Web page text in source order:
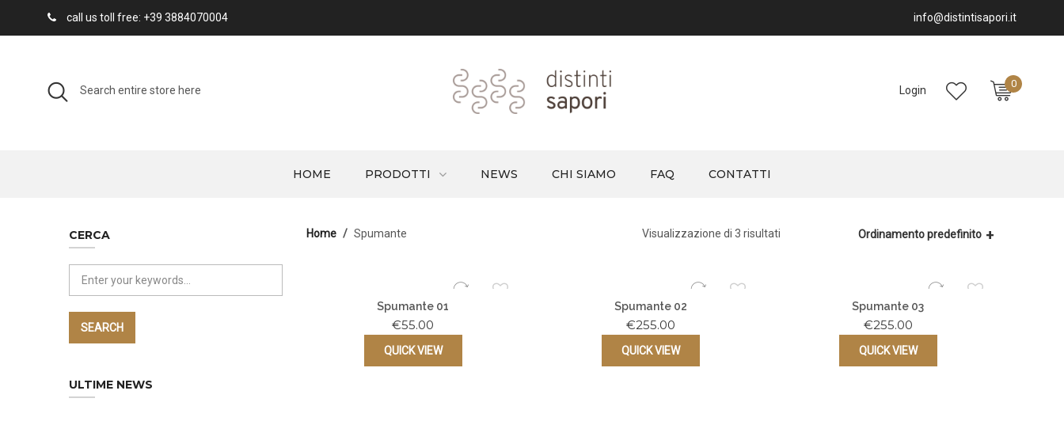
call us toll free: +39 3884070004 info@distintisapori.it
Login
0
HOME PRODOTTI NEWS CHI SIAMO FAQ CONTATTI
Home Spumante Visualizzazione di 3 risultati Ordinamento predefinito
Spumante 01
€55.00
QUICK VIEW
Spumante 02
€255.00
QUICK VIEW
Spumante 03
€255.00
QUICK VIEW
CERCA
SEARCH
ULTIME NEWS